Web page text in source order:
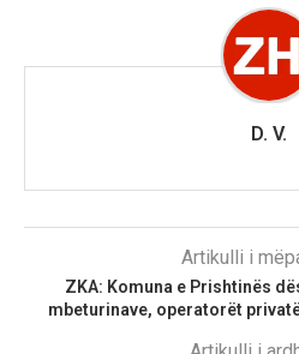
D. V.
Artikulli i
ZKA: Komuna e Prishtinës
mbeturinave, operatorët